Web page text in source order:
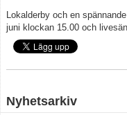
Lokalderby och en
juni klockan 15.00 och
Nyhetsarkiv